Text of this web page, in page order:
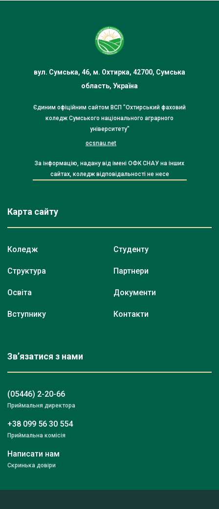
вул. Сумська, 46, м. Охтирка, 42700, Сумська
область, Україна
Єдиним офіційним сайтом ВСП "Охтирський фаховий
коледж Сумського національного аграрного
університету"
ocsnau.net
За інформацію, надану від імені ОФК СНАУ на інших
сайтах, коледж відповідальності не несе
Карта сайту
Коледж
Структура
Освіта
Вступнику
Студенту
Партнери
Документи
Контакти
Зв’язатися з нами
(05446) 2-20-66
Приймальня директора
+38 099 56 30 554
Приймальна комісія
Написати нам
Скринька довіри